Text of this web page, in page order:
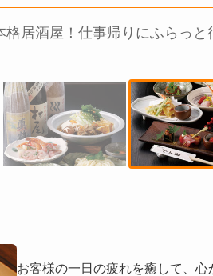
居酒屋！仕事帰りにふらっと
お客様の一日の疲れを癒して、